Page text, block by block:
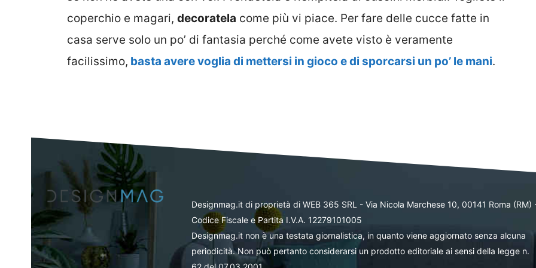
coperchio e magari, decoratela come più vi piace. Per fare delle cucce fatte in
casa serve solo un po’ di fantasia perché come avete visto è veramente
facilissimo, basta avere voglia di mettersi in gioco e di sporcarsi un po’ le mani.
Designmag.it di proprietà di WEB 365 SRL - Via Nicola Marchese 10, 00141 Roma (RM)
Codice Fiscale e Partita I.V.A. 12279101005
Designmag.it non è una testata giornalistica, in quanto viene aggiornato senza alcuna
periodicità. Non può pertanto considerarsi un prodotto editoriale ai sensi della legge n.